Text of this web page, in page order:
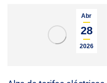
Abr
28
2026